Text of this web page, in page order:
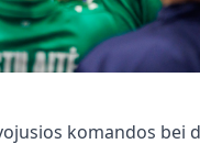
komandos bei